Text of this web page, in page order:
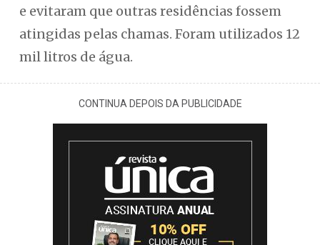
e evitaram que outras residências fossem
atingidas pelas chamas. Foram utilizados 12
mil litros de água.
CONTINUA DEPOIS DA PUBLICIDADE